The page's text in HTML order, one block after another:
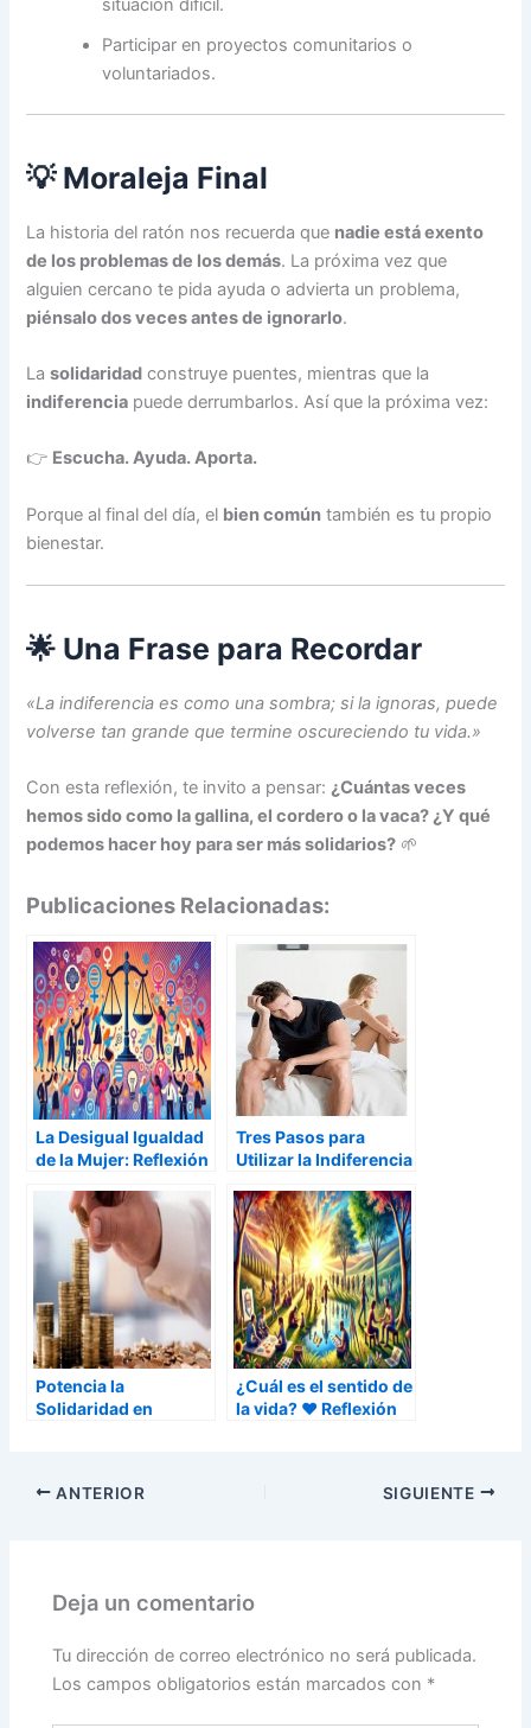
situación difícil.
Participar en proyectos comunitarios o
voluntariados.
💡 Moraleja Final
La historia del ratón nos recuerda que nadie está exento
de los problemas de los demás. La próxima vez que
alguien cercano te pida ayuda o advierta un problema,
piénsalo dos veces antes de ignorarlo.
Lasolidaridad construye puentes, mientras que la
indiferencia puede derrumbarlos. Así que la próxima vez:
👉 Escucha. Ayuda. Aporta.
Porque al final del día, el bien común también es tu propio
bienestar.
🌟 Una Frase para Recordar
«La indiferencia es como una sombra; si la ignoras, puede
volverse tan grande que termine oscureciendo tu vida.»
Con esta reflexión, te invito a pensar: ¿Cuántas veces
hemos sido como la gallina, el cordero o la vaca? ¿Y qué
podemos hacer hoy para ser más solidarios? 🌱
Publicaciones Relacionadas:
La Desigual Igualdad
de la Mujer: Reflexión
Persistente
Tres Pasos para
Utilizar la Indiferencia
Seducción
Potencia la
Solidaridad en
¿Cuál es el sentido de
la vida? ❤️ Reflexión
ANTERIOR SIGUIENTE
Deja un comentario
Tu dirección de correo electrónico no será publicada.
Los campos obligatorios están marcados con *